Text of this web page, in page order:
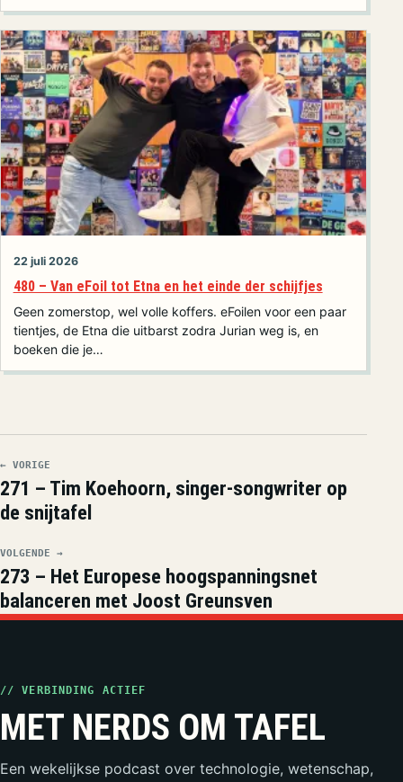
22 juli 2026
480 – Van eFoil tot Etna en het einde der schijfjes
Geen zomerstop, wel volle koffers. eFoilen voor een paar
tientjes, de Etna die uitbarst zodra Jurian weg is, en
boeken die je…
← VORIGE
271 – Tim Koehoorn, singer-songwriter op
de snijtafel
VOLGENDE →
273 – Het Europese hoogspanningsnet
balanceren met Joost Greunsven
// VERBINDING ACTIEF
MET NERDS OM TAFEL
Een wekelijkse podcast over technologie, wetenschap,